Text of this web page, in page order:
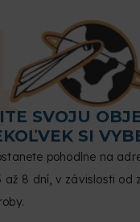
SVOJU
SI
pohodlne na
až 8 dní, v závislosti od